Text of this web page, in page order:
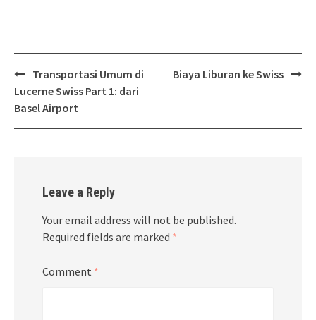
Post
navigation
Transportasi Umum di
Lucerne Swiss Part 1: dari
Basel Airport
Biaya Liburan ke Swiss
Leave a Reply
Your email address will not be published.
Required fields are marked *
Comment *